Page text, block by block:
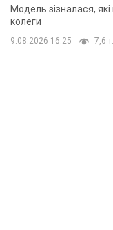
модельної
Модель зізналася,
колеги
9.08.2026 16:25 7,6 т.